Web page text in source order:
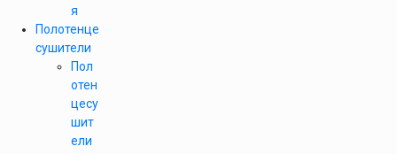
я
Полотенце
сушители
Пол
отен
цесу
шит
ели